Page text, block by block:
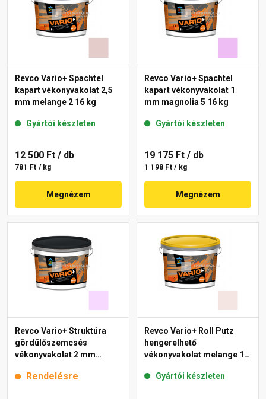
Revco Vario+ Spachtel
kapart vékonyvakolat 2,5
mm melange 2 16 kg
Gyártói készleten
12 500 Ft / db
781 Ft / kg
Megnézem
Revco Vario+ Spachtel
kapart vékonyvakolat 1
mm magnolia 5 16 kg
Gyártói készleten
19 175 Ft / db
1 198 Ft / kg
Megnézem
Revco Vario+ Struktúra
gördülőszemcsés
vékonyvakolat 2 mm
Rendelésre
Revco Vario+ Roll Putz
hengerelhető
vékonyvakolat melange 1
Gyártói készleten